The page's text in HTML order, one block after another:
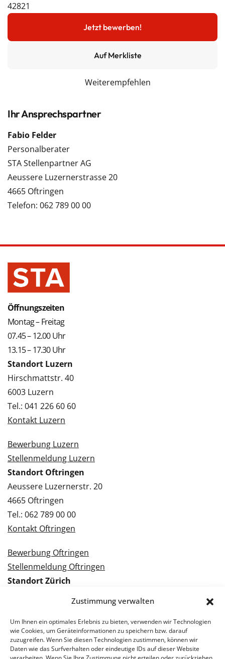
Zustimmung verwalten
Um Ihnen ein optimales Erlebnis zu bieten, verwenden wir Technologien
wie Cookies, um Geräteinformationen zu speichern bzw. darauf
zuzugreifen. Wenn Sie diesen Technologien zustimmen, können wir
Daten wie das Surfverhalten oder eindeutige IDs auf dieser Website
42821
Jetzt bewerben!
Auf Merkliste
Weiterempfehlen
Ihr Ansprechspartner
Fabio Felder
Personalberater
STA Stellenpartner AG
Aeussere Luzernerstrasse 20
4665 Oftringen
Telefon: 062 789 00 00
Öffnungszeiten
Montag – Freitag
07.45 – 12.00 Uhr
13.15 – 17.30 Uhr
Standort Luzern
Hirschmattstr. 40
6003 Luzern
Tel.: 041 226 60 60
Kontakt Luzern
Bewerbung Luzern
Stellenmeldung Luzern
Standort Oftringen
Aeussere Luzernerstr. 20
4665 Oftringen
Tel.: 062 789 00 00
Kontakt Oftringen
Bewerbung Oftringen
Stellenmeldung Oftringen
Standort Zürich
Tel.: 043 288 38 88
Kontakt Zürich